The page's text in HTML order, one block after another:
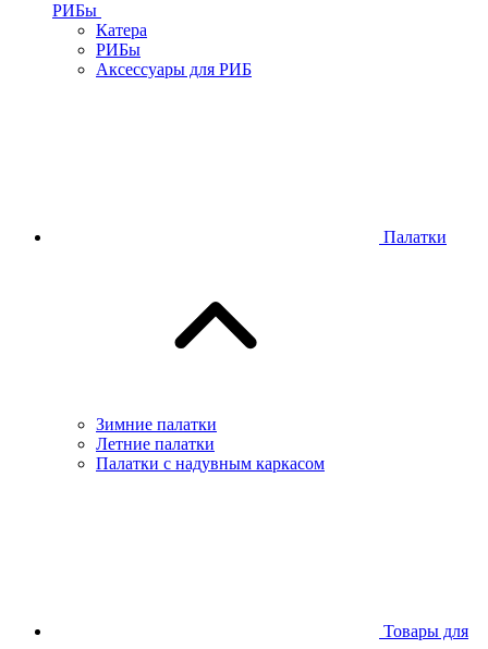
РИБы
Катера
РИБы
Аксессуары для РИБ
Палатки
Зимние палатки
Летние палатки
Палатки с надувным каркасом
Товары для